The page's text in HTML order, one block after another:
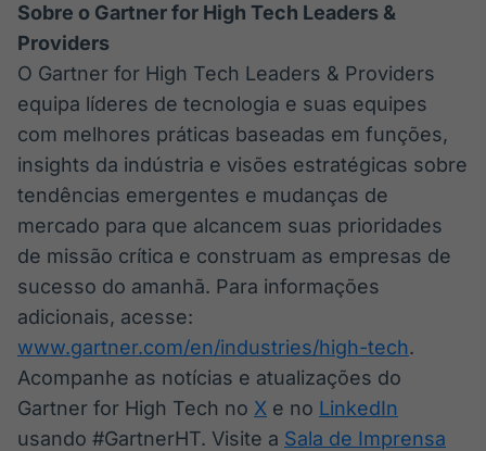
Sobre o Gartner for High Tech Leaders &
Providers
O Gartner for High Tech Leaders & Providers
equipa líderes de tecnologia e suas equipes
com melhores práticas baseadas em funções,
insights da indústria e visões estratégicas sobre
tendências emergentes e mudanças de
mercado para que alcancem suas prioridades
de missão crítica e construam as empresas de
sucesso do amanhã. Para informações
adicionais, acesse:
www.gartner.com/en/industries/high-tech.
Acompanhe as notícias e atualizações do
Gartner for High Tech no X e no LinkedIn
usando #GartnerHT. Visite a Sala de Imprensa